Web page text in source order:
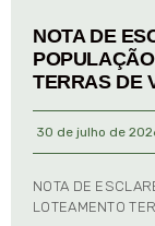
NOTA DE
TERRAS DE
30 de julho de
NOTA DE
LOTEAMENTO